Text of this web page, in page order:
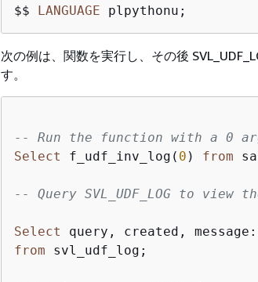
$$ LANGUAGE plpythonu;
次の例は、関数を実行し、その後
す。
-- Run the function with a 0
Select
f_udf_inv_log( 0 ) from
-- Query SVL_UDF_LOG to view
Select query, created,
from svl_udf_log;